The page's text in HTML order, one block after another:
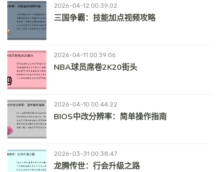
2026-04-12 00:39:02
三国争霸：技能加点视频攻略
2026-04-11 00:39:06
NBA球员席卷2K20街头
2026-04-10 00:44:22
BIOS中改分辨率：简单操作指南
2026-03-31 00:38:47
龙腾传世：行会升级之路